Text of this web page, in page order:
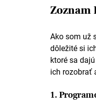
API a
Java.
štruktúr a
kreatívne
Jazyky
Zoznam
Ako som už
dôležité si
ktoré sa
ich rozobrať
1.